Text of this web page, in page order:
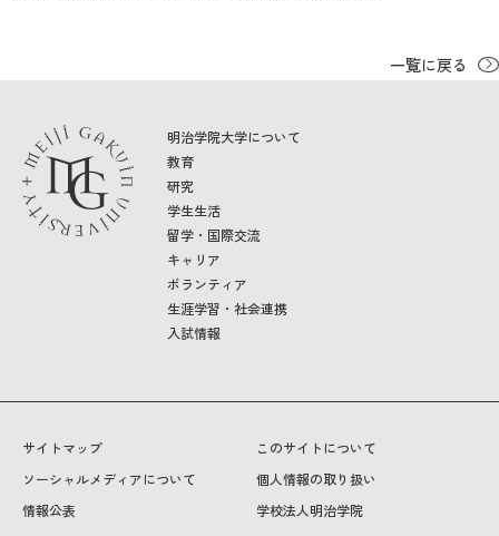
一覧に戻る
明治学院大学について
教育
研究
学生生活
留学・国際交流
キャリア
ボランティア
生涯学習・社会連携
入試情報
サイトマップ
このサイトについて
ソーシャルメディアについて
個人情報の取り扱い
情報公表
学校法人明治学院